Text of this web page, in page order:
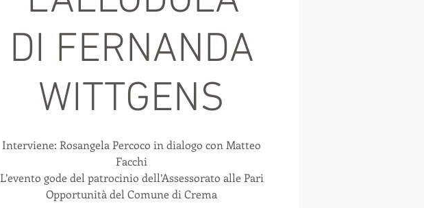
DI FERNANDA
WITTGENS
Interviene: Rosangela Percoco in dialogo con Matteo
Facchi
L’evento gode del patrocinio dell’Assessorato alle Pari
Opportunità del Comune di Crema